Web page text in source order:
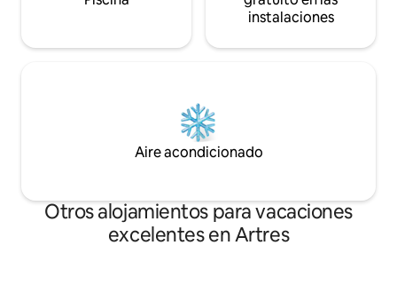
instalaciones
Aire acondicionado
Otros alojamientos para vacaciones
excelentes en Artres